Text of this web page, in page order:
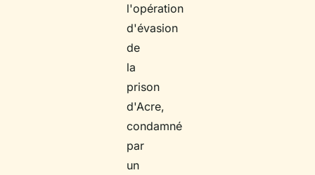
l'opération
d'évasion
de
la
prison
d'Acre,
condamné
par
un